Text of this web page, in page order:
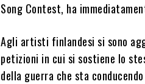
Song Contest, ha
Agli artisti finlandesi si sono
petizioni in cui si sostiene lo
della guerra che sta